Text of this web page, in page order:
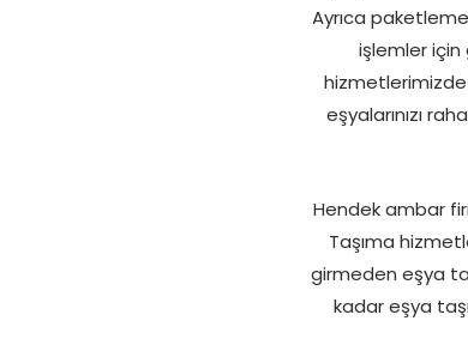
Ayrıca
işlemler için
eşyalarınızı
Hendek ambar
Taşıma
girmeden eşya
kadar eşya